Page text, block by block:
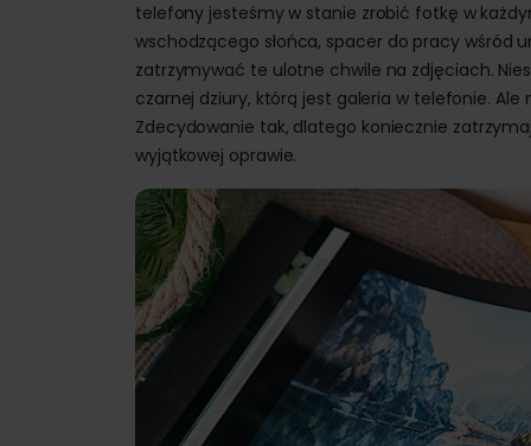
telefony jesteśmy w stanie zrobić fotkę w
wschodzącego słońca, spacer do pracy wśród
zatrzymywać te ulotne chwile na zdjęciach.
czarnej dziury, którą jest galeria w telefonie.
Zdecydowanie tak, dlatego koniecznie
wyjątkowej oprawie.